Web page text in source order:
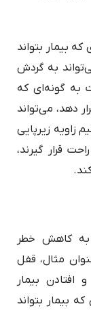
بیمار بتواند
به گردش
به گونه‌ای که
دهد، می‌تواند
زاویه زیرپایی
قرار گیرند،
به کاهش خطر
مثال، قفل
افتادن بیمار
بیمار بتواند